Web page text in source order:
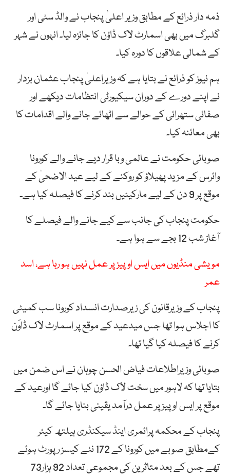
ذمہ دار ذرائع کے مطابق وزیر اعلیٰ پنجاب نے والڈ سٹی اور
گلبرگ میں بھی اسمارٹ لاک ڈاؤن کا جائزہ لیا۔ انہوں نے شہر
کے شمالی علاقوں کا دورہ کیا۔
ہم نیوز کو ذرائع نے بتایا ہے کہ وزیراعلیٰ پنجاب عثمان بزدار
نے اپنے دورے کے دوران سیکیورٹی انتظامات دیکھے اور
صفائی ستھرائی کے حوالے سے اٹھائے جانے والے اقدامات کا
بھی معائنہ کیا۔
صوبائی حکومت نے عالمی وبا قرار دیے جانے والے کورونا
وائرس کے مزید پھیلاؤ کو روکنے کے لیے عید الاضحیٰ کے
موقع پر 9 دن کے لیے مارکیٹیں بند کرنے کا فیصلہ کیا ہے۔
حکومت پنجاب کی جانب سے کیے جانے والے فیصلے کا
آغاز شب 12 بجے سے ہوا ہے۔
مویشی منڈیوں میں ایس او پیز پر عمل نہیں ہو رہا ہے، اسد
عمر
پنجاب کے وزیرقانون کی زیرصدارت انسداد کورونا سب کمیٹی
کا اجلاس ہوا تھا جس میدعید کے موقع پر اسمارٹ لاک ڈاوَن
کرنے کا فیصلہ کیا گیا تھا۔
صوبائی وزیراطلاعات فیاض الحسن چوہان نے اس ضمن میں
بتایا تھا کہ لاہور میں سخت لاک ڈاؤن کیا جائے گا اورعید کے
موقع پر ایس او پیز پر عمل درآمد یقینی بنایا جائے گا۔
پنجاب کے محکمہ پرائمری اینڈ سیکنڈری ہیلتھ کیئر
کےمطابق صوبے میں کورونا کے 172 نئے کیسز رپورٹ ہوئے
تھے جس کے بعد متاثرین کی مجموعی تعداد 92 ہزار73